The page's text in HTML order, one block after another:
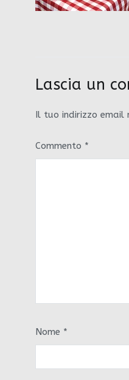
Lascia un
Il tuo indirizzo email
Commento *
Nome *